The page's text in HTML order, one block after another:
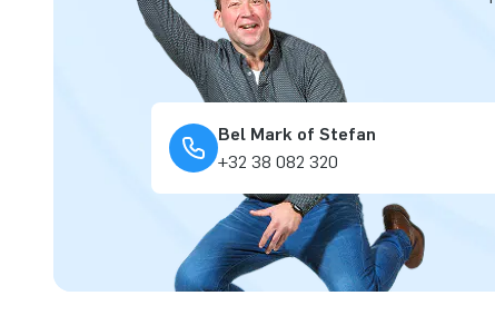
Bel Mark of Stefan
+32 38 082 320